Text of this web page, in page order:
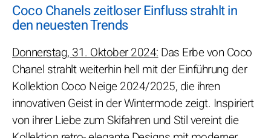
Coco Chanels zeitloser Einfluss strahlt in
den neuesten Trends
Donnerstag, 31. Oktober 2024: Das Erbe von Coco
Chanel strahlt weiterhin hell mit der Einführung der
Kollektion Coco Neige 2024/2025, die ihren
innovativen Geist in der Wintermode zeigt. Inspiriert
von ihrer Liebe zum Skifahren und Stil vereint die